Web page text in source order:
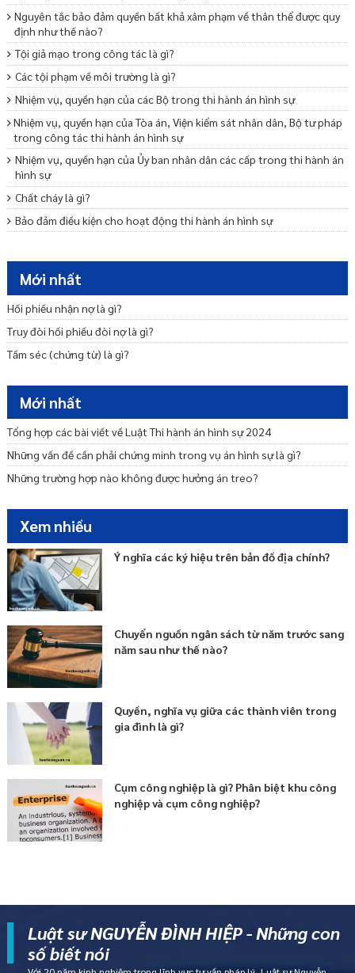
Nguyên tắc bảo đảm quyền bất khả xâm phạm về thân thể được quy
định như thế nào?
Tội giả mạo trong công tác là gì?
Các tội phạm về môi trường là gì?
Nhiệm vụ, quyền hạn của các Bộ trong thi hành án hình sự
Nhiệm vụ, quyền hạn của Tòa án, Viện kiểm sát nhân dân, Bộ tư pháp
trong công tác thi hành án hình sự
Nhiệm vụ, quyền hạn của Ủy ban nhân dân các cấp trong thi hành án
hình sự
Chất cháy là gì?
Bảo đảm điều kiện cho hoạt động thi hành án hình sự
Trình tự, thủ tục khiếu nại lần hai trong thi hành án hình sự
Thẩm quyền và thời hạn giải quyết tố cáo
Thủ tục thăm gặp, tiếp xúc lãnh sự
Chế độ liên lạc của phạm nhân
Mới nhất
Hối phiếu nhận nợ là gì?
Truy đòi hối phiếu đòi nợ là gì?
Tấm séc (chứng từ) là gì?
Mới nhất
Tổng hợp các bài viết về Luật Thi hành án hình sự 2024
Những vấn đề cần phải chứng minh trong vụ án hình sự là gì?
Những trường hợp nào không được hưởng án treo?
Xem nhiều
Ý nghĩa các ký hiệu trên bản đồ địa chính?
Chuyển nguồn ngân sách từ năm trước sang
năm sau như thế nào?
Quyền, nghĩa vụ giữa các thành viên trong
gia đình là gì?
Cụm công nghiệp là gì? Phân biệt khu công
nghiệp và cụm công nghiệp?
Luật sư NGUYỄN ĐÌNH HIỆP - Những con
số biết nói